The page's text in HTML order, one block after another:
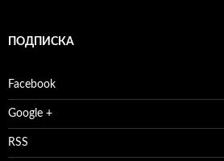
ПОДПИСКА
Facebook
Google +
RSS